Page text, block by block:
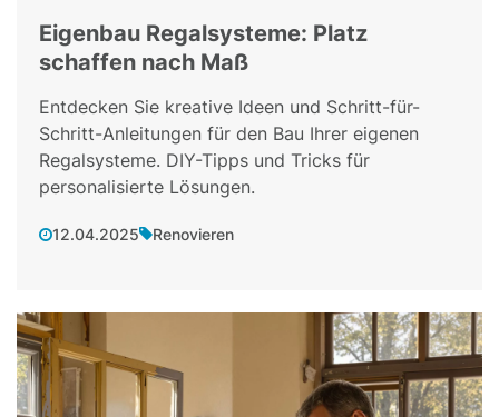
Eigenbau Regalsysteme: Platz
schaffen nach Maß
Entdecken Sie kreative Ideen und Schritt-für-
Schritt-Anleitungen für den Bau Ihrer eigenen
Regalsysteme. DIY-Tipps und Tricks für
personalisierte Lösungen.
12.04.2025 Renovieren